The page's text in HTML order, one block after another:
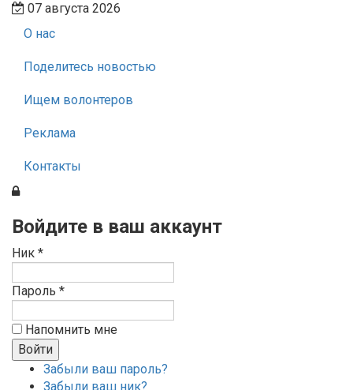
07 августа 2026
О нас
Поделитесь новостью
Ищем волонтеров
Реклама
Контакты
Войдите в ваш аккаунт
Ник *
Пароль *
Напомнить мне
Забыли ваш пароль?
Забыли ваш ник?